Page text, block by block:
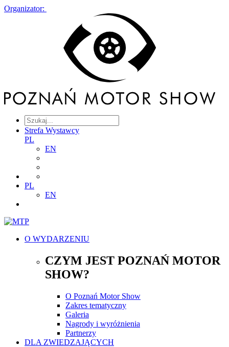
Organizator:
Strefa Wystawcy
PL
EN
PL
EN
O WYDARZENIU
CZYM JEST POZNAŃ MOTOR
SHOW?
O Poznań Motor Show
Zakres tematyczny
Galeria
Nagrody i wyróżnienia
Partnerzy
DLA ZWIEDZAJĄCYCH